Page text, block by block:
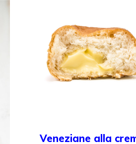
Veneziane alla